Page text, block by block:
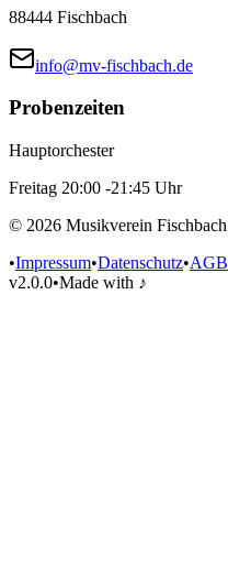
88444 Fischbach
info@mv-fischbach.de
Probenzeiten
Hauptorchester
Freitag 20:00 -21:45 Uhr
© 2026 Musikverein Fischbach
•Impressum•Datenschutz•AGB
v2.0.0•Made with ♪